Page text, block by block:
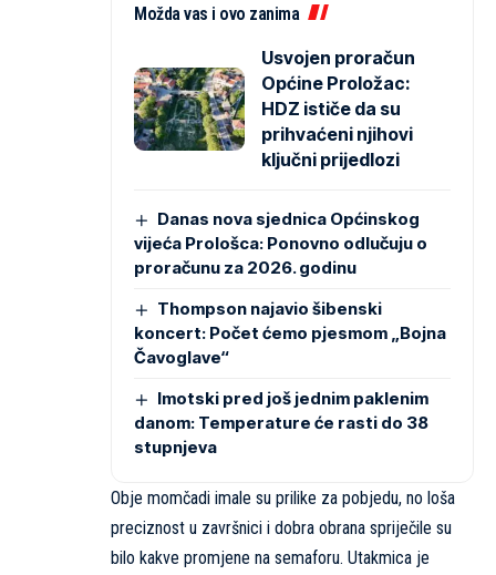
Možda vas i ovo zanima
Usvojen proračun
Općine Proložac:
HDZ ističe da su
prihvaćeni njihovi
ključni prijedlozi
Danas nova sjednica Općinskog
vijeća Prološca: Ponovno odlučuju o
proračunu za 2026. godinu
Thompson najavio šibenski
koncert: Počet ćemo pjesmom „Bojna
Čavoglave“
Imotski pred još jednim paklenim
danom: Temperature će rasti do 38
stupnjeva
Obje momčadi imale su prilike za pobjedu, no loša
preciznost u završnici i dobra obrana spriječile su
bilo kakve promjene na semaforu. Utakmica je